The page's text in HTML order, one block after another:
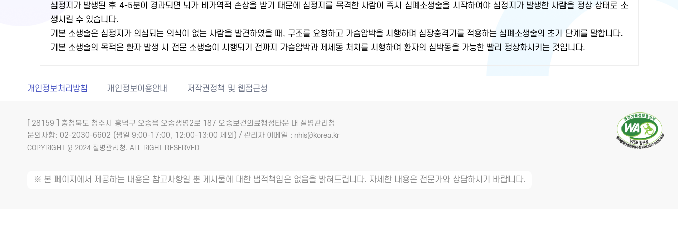
심정지가 발생된 후 4-5분이 경과되면 뇌가 비가역적 손상을 받기 때문에 심정지를 목격한 사람이 즉시 심폐소생술을 시작하여야 심정지가 발생한 사람을 정상 상태로 소
생시킬 수 있습니다.
기본 소생술은 심정지가 의심되는 의식이 없는 사람을 발견하였을 때, 구조를 요청하고 가슴압박을 시행하며 심장충격기를 적용하는 심폐소생술의 초기 단계를 말합니다.
기본 소생술의 목적은 환자 발생 시 전문 소생술이 시행되기 전까지 가슴압박과 제세동 처치를 시행하여 환자의 심박동을 가능한 빨리 정상화시키는 것입니다.
개인정보처리방침 개인정보이용안내 저작권정책 및 웹접근성
[ 28159 ] 충청북도 청주시 흥덕구 오송읍 오송생명2로 187 오송보건의료행정타운 내 질병관리청
문의사항: 02-2030-6602 (평일 9:00-17:00, 12:00-13:00 제외) / 관리자 이메일 : nhis@korea.kr
COPYRIGHT @ 2024 질병관리청. ALL RIGHT RESERVED
※ 본 페이지에서 제공하는 내용은 참고사항일 뿐 게시물에 대한 법적책임은 없음을 밝혀드립니다. 자세한 내용은 전문가와 상담하시기 바랍니다.